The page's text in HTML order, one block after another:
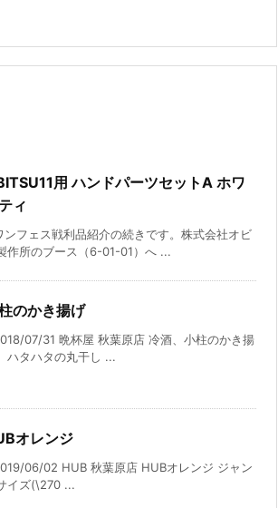
用 ハンドパーツセットA ホワ
ィ
ンフェス戦利品紹介の続きです。株式会社オビ
作所のブース（6-01-01）へ ...
のかき揚げ
07/31 晩杯屋 秋葉原店 冷酒、小柱のかき揚
ハタハタの丸干し ...
オレンジ
06/02 HUB 秋葉原店 HUBオレンジ ジャン
イズ(\270 ...